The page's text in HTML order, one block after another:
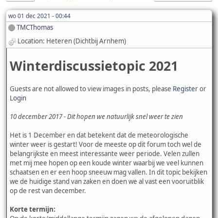
wo 01 dec 2021 - 00:44
TMCThomas
Location: Heteren (Dichtbij Arnhem)
Winterdiscussietopic 2021
Guests are not allowed to view images in posts, please Registeror
Login
10 december 2017 - Dit hopen we natuurlijk snel weer te zien
Het is 1 December en dat betekent dat de meteorologische
winter weer is gestart! Voor de meeste op dit forum toch wel de
belangrijkste en meest interessante weer periode. Velen zullen
met mij mee hopen op een koude winter waarbij we veel kunnen
schaatsen en er een hoop sneeuw mag vallen. In dit topic bekijken
we de huidige stand van zaken en doen we al vast een vooruitblik
op de rest van december.
Korte termijn: